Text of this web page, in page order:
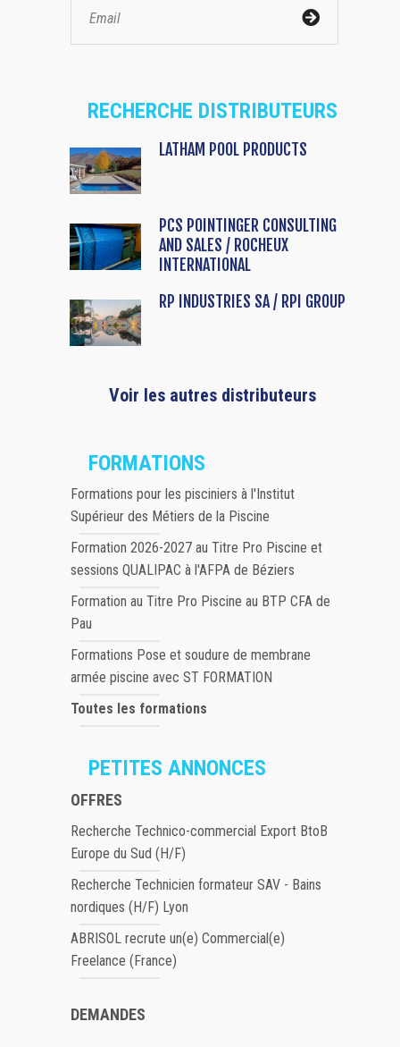
RECHERCHE DISTRIBUTEURS
LATHAM POOL PRODUCTS
PCS POINTINGER CONSULTING
AND SALES / ROCHEUX
INTERNATIONAL
RP INDUSTRIES SA / RPI GROUP
Voir les autres distributeurs
FORMATIONS
Formations pour les pisciniers à l'Institut
Supérieur des Métiers de la Piscine
Formation 2026-2027 au Titre Pro Piscine et
sessions QUALIPAC à l'AFPA de Béziers
Formation au Titre Pro Piscine au BTP CFA de
Pau
Formations Pose et soudure de membrane
armée piscine avec ST FORMATION
Toutes les formations
PETITES ANNONCES
OFFRES
Recherche Technico-commercial Export BtoB
Europe du Sud (H/F)
Recherche Technicien formateur SAV - Bains
nordiques (H/F) Lyon
ABRISOL recrute un(e) Commercial(e)
Freelance (France)
DEMANDES